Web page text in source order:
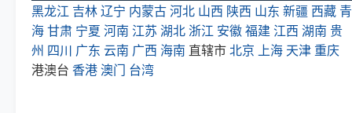
黑龙江 吉林辽宁 内蒙古河北 山西 陕西 山东 新疆 西藏 青
海甘肃 宁夏 河南 江苏 湖北 浙江 安徽福建 江西 湖南 贵
州 四川 广东 云南 广西 海南 直辖市北京 上海 天津 重庆
港澳台 香港澳门 台湾